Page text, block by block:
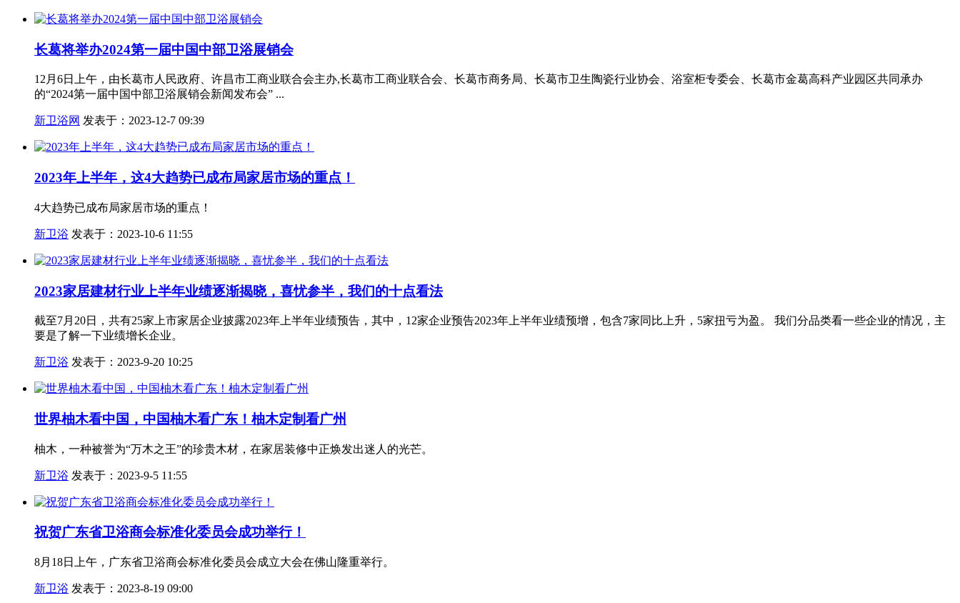
长葛将举办2024第一届中国中部卫浴展销会
12月6日上午，由长葛市人民政府、许昌市工商业联合会主办,长葛市工商业联合会、长葛市商务局、长葛市卫生陶瓷行业协会、浴室柜专委会、长葛市金葛高科产业园区共同承办
的“2024第一届中国中部卫浴展销会新闻发布会” ...
新卫浴网 发表于：2023-12-7 09:39
2023年上半年，这4大趋势已成布局家居市场的重点！
4大趋势已成布局家居市场的重点！
新卫浴 发表于：2023-10-6 11:55
2023家居建材行业上半年业绩逐渐揭晓，喜忧参半，我们的十点看法
截至7月20日，共有25家上市家居企业披露2023年上半年业绩预告，其中，12家企业预告2023年上半年业绩预增，包含7家同比上升，5家扭亏为盈。 我们分品类看一些企业的情况，主
要是了解一下业绩增长企业。
新卫浴 发表于：2023-9-20 10:25
世界柚木看中国，中国柚木看广东！柚木定制看广州
柚木，一种被誉为“万木之王”的珍贵木材，在家居装修中正焕发出迷人的光芒。
新卫浴 发表于：2023-9-5 11:55
祝贺广东省卫浴商会标准化委员会成功举行！
8月18日上午，广东省卫浴商会标准化委员会成立大会在佛山隆重举行。
新卫浴 发表于：2023-8-19 09:00